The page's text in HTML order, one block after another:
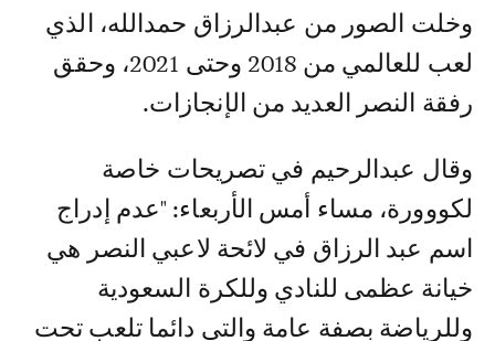
وخلت الصور من عبدالرزاق حمدالله، الذي
لعب للعالمي من 2018 وحتى 2021، وحقق
رفقة النصر العديد من الإنجازات.
وقال عبدالرحيم في تصريحات خاصة
لكووورة، مساء أمس الأربعاء: "عدم إدراج
اسم عبد الرزاق في لائحة لاعبي النصر هي
خيانة عظمى للنادي وللكرة السعودية
وللرياضة بصفة عامة والتي دائما تلعب تحت